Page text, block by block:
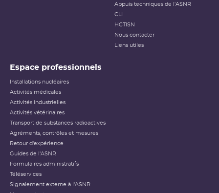
Appuis techniques de l'ASNR
CLI
HCTISN
Nous contacter
Liens utiles
Espace professionnels
Installations nucléaires
Activités médicales
Activités industrielles
Activités vétérinaires
Transport de substances radioactives
Agréments, contrôles et mesures
Retour d'expérience
Guides de l'ASNR
Formulaires administratifs
Téléservices
Signalement externe à l'ASNR